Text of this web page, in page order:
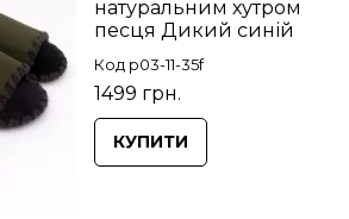
натуральним хутром
песця Дикий синій
Код p03-11-35f
1499 грн.
КУПИТИ